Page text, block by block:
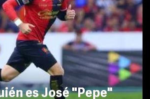
es José "Pepe"